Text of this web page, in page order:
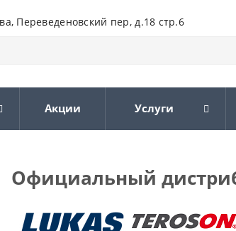
Переведеновский пер, д.18 стр.6
Акции Услуги
Официальный